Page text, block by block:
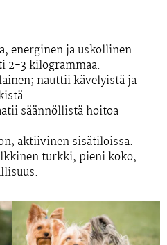
energinen ja uskollinen.
2-3 kilogrammaa.
nauttii kävelyistä ja
säännöllistä hoitoa
aktiivinen sisätiloissa.
turkki, pieni koko,